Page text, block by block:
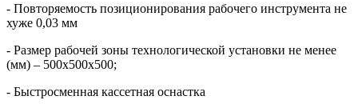
- Повторяемость позиционирования рабочего инструмента не
хуже 0,03 мм
- Размер рабочей зоны технологической установки не менее
(мм) – 500х500х500;
- Быстросменная кассетная оснастка